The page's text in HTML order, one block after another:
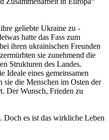
geliebte Ukraine zu
hatte das Fass zum
ihren ukrainischen Freunden
sie zunehmend die
Strukturen des Landes.
Ideale eines gemeinsamen
sie die Menschen im Osten der
Der Wunsch, Frieden zu
Doch es ist das wirkliche Leben